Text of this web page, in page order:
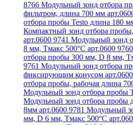
8766 Модульный зонд отбора
фильтром, длина 700 мм
отбора пробы Testo длина 180
Компактный зонд отбора
арт.0600 9741 Модульный зонд
8 мм, Tмакс 500°С арт.0600 9760
отбора пробы 300 мм, D 8 мм,
9761 Модульный зонд отбора
фиксирующим конусом
отбора пробы, рабочая длина
Модульный зонд отбора пробы
Модульный зонд отбора пробы
8мм арт.0600 9781 Модульный
мм, D 6 мм, Tмакс 500°С